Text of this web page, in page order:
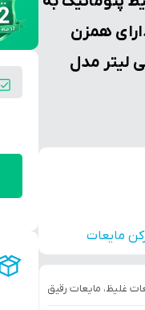
همزن
30 الی 500 میلی لیتر مدل
مایعات
غلیظ، مایعات رقیق